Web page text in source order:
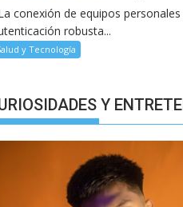
conexión de equipos personales
robusta...
y Tecnología
Y